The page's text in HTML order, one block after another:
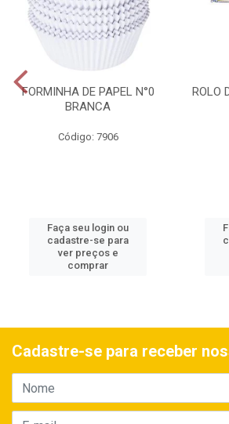
FORMINHA DE PAPEL N°0
BRANCA
Código: 7906
Faça seu login ou
cadastre-se para
ver preços e
comprar
ROLO
Cadastre-se para receber